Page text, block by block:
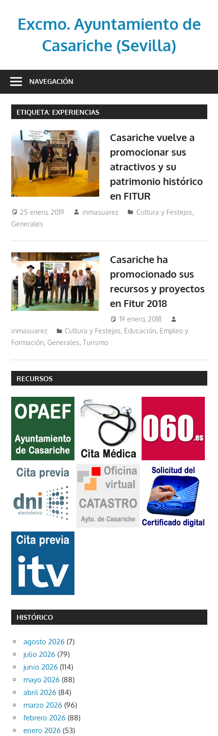
contenidoExcmo. Ayuntamiento de
Casariche (Sevilla)
oficial
Ayuntamiento
de
Casariche
(Sevilla)
NAVEGACIÓN
ETIQUETA: EXPERIENCIAS
Casariche vuelve a
promocionar sus
atractivos y su
patrimonio histórico
en FITUR
25 enero, 2019 inmasuarez Cultura y Festejos,
Generales
Casariche ha
promocionado sus
recursos y proyectos
en Fitur 2018
19 enero, 2018
inmasuarez
Cultura y Festejos, Educación, Empleo y
Formación, Generales, Turismo
RECURSOS
HISTÓRICO
agosto 2026 (7)
julio 2026 (79)
junio 2026 (114)
mayo 2026 (88)
abril 2026 (84)
marzo 2026 (96)
febrero 2026 (88)
enero 2026 (53)